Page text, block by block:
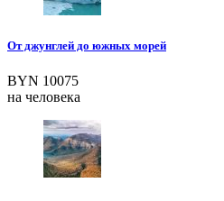
От джунглей до южных морей
BYN 10075
на человека